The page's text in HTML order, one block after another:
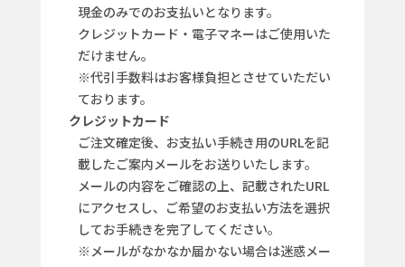
現金のみでのお支払いとなります。
クレジットカード・電子マネーはご使用いた
だけません。
※代引手数料はお客様負担とさせていただい
ております。
クレジットカード
ご注文確定後、お支払い手続き用のURLを記
載したご案内メールをお送りいたします。
メールの内容をご確認の上、記載されたURL
にアクセスし、ご希望のお支払い方法を選択
してお手続きを完了してください。
※メールがなかなか届かない場合は迷惑メー